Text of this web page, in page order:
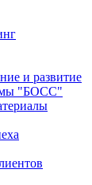
и развитие
"БОСС"